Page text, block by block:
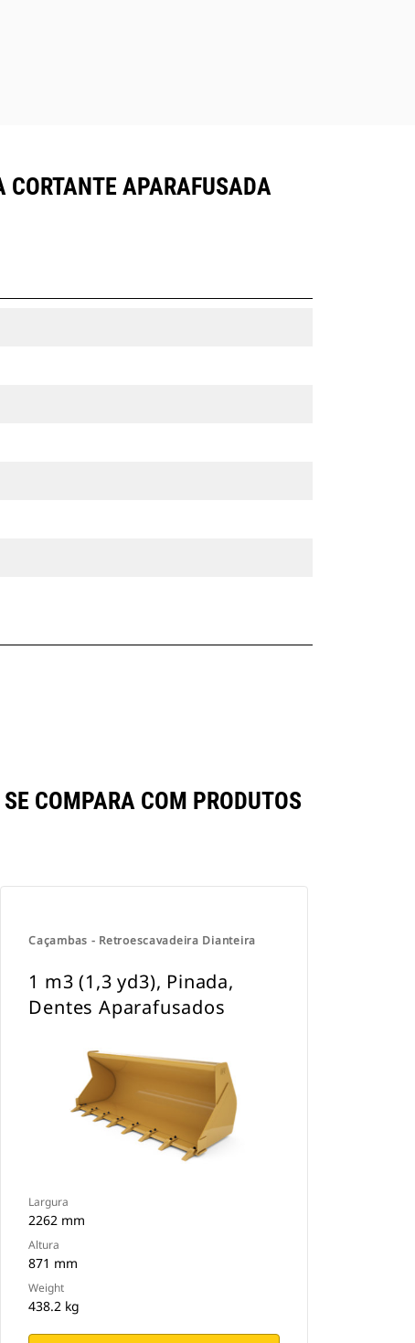
APARAFUSADA
COMPARA COM PRODUTOS
Caçambas - Retroescavadeira Dianteira
1 m3 (1,3 yd3), Pinada,
Dentes Aparafusados
Largura
2262 mm
Altura
871 mm
Weight
438.2 kg